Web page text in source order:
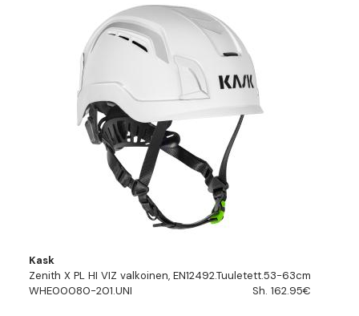
Kask
Zenith X PL HI VIZ valkoinen, EN12492.Tuuletett.53-63cm
WHE00080-201.UNI
Sh. 162.95€